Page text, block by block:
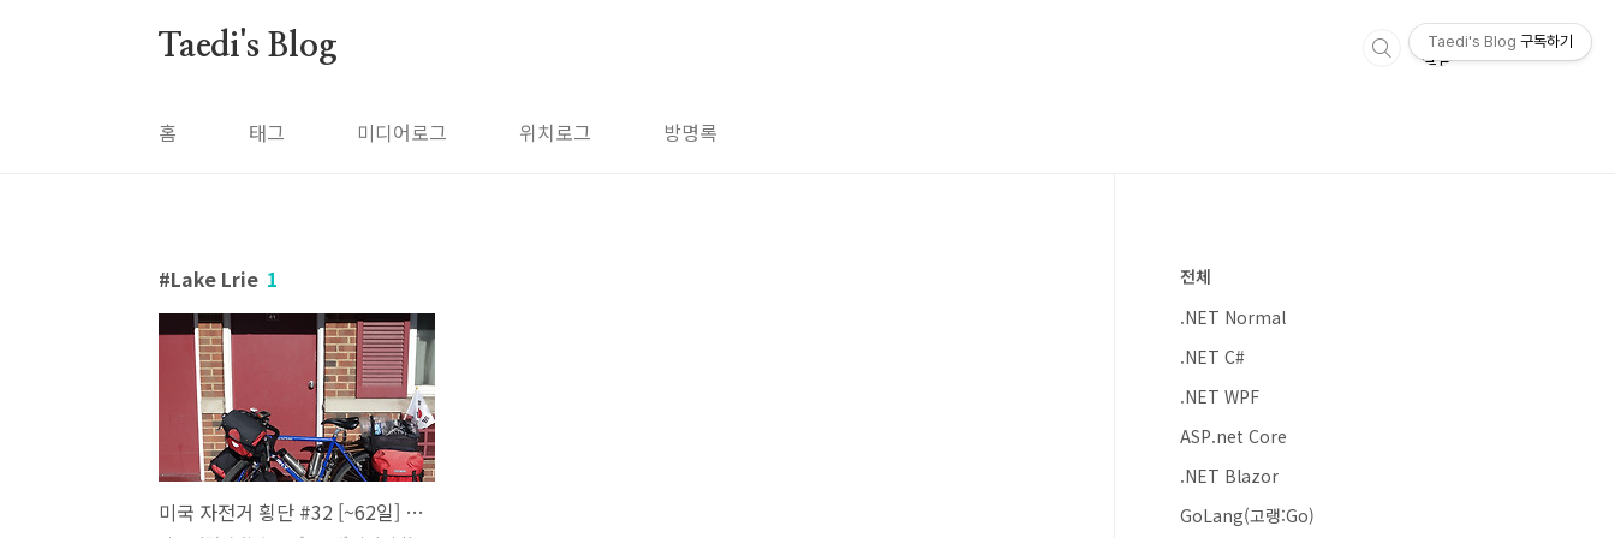
Taedi's Blog
홈 태그 미디어로그 위치로그 방명록
Lake Lrie 1
미국 자전거 횡단 #32 [~62일] 갑자기 찾아온 적신호! 집으로? (에리, 뒹케르크)
전체
.NET Normal
.NET C#
.NET WPF
ASP.net Core
.NET Blazor
GoLang(고랭:Go)
Taedi's Blog 구독하기